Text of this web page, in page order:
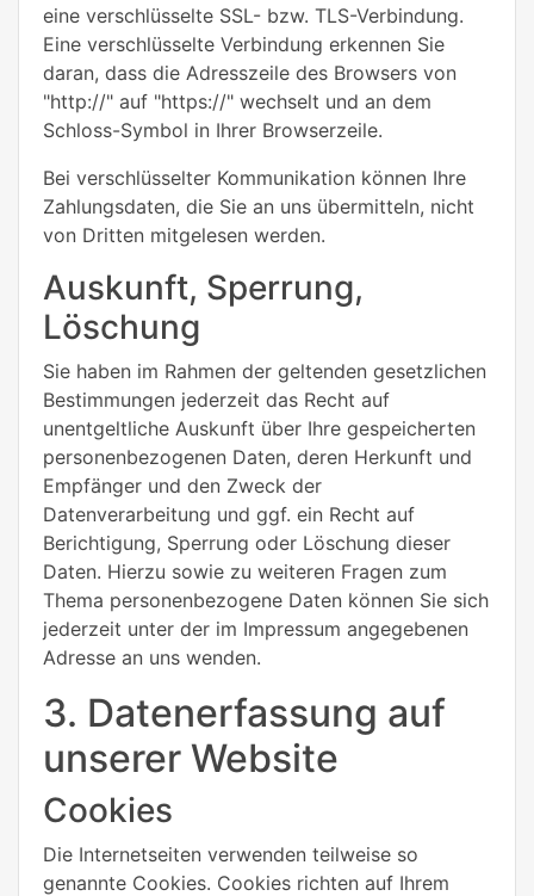
eine verschlüsselte SSL- bzw. TLS-Verbindung.
Eine verschlüsselte Verbindung erkennen Sie
daran, dass die Adresszeile des Browsers von
"http://" auf "https://" wechselt und an dem
Schloss-Symbol in Ihrer Browserzeile.
Bei verschlüsselter Kommunikation können Ihre
Zahlungsdaten, die Sie an uns übermitteln, nicht
von Dritten mitgelesen werden.
Auskunft, Sperrung,
Löschung
Sie haben im Rahmen der geltenden gesetzlichen
Bestimmungen jederzeit das Recht auf
unentgeltliche Auskunft über Ihre gespeicherten
personenbezogenen Daten, deren Herkunft und
Empfänger und den Zweck der
Datenverarbeitung und ggf. ein Recht auf
Berichtigung, Sperrung oder Löschung dieser
Daten. Hierzu sowie zu weiteren Fragen zum
Thema personenbezogene Daten können Sie sich
jederzeit unter der im Impressum angegebenen
Adresse an uns wenden.
3. Datenerfassung auf
unserer Website
Cookies
Die Internetseiten verwenden teilweise so
genannte Cookies. Cookies richten auf Ihrem